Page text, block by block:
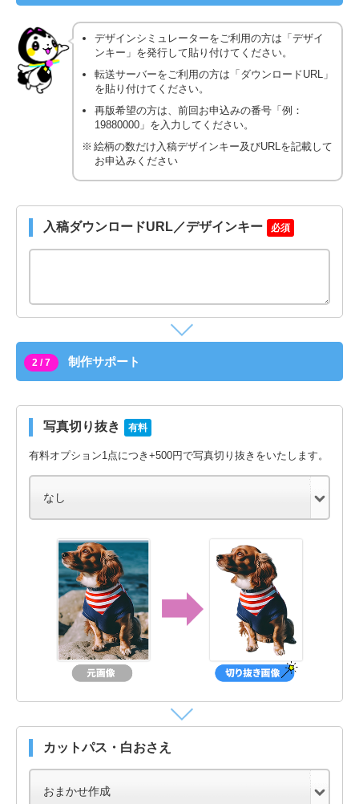
デザインシミュレーターをご利用の方は「デザイ
ンキー」を発行して貼り付けてください。
転送サーバーをご利用の方は「ダウンロードURL」
を貼り付けてください。
再版希望の方は、前回お申込みの番号「例：
19880000」を入力してください。
絵柄の数だけ入稿デザインキー及びURLを記載して
お申込みください
入稿ダウンロードURL／デザインキー 必須
2 / 7 制作サポート
写真切り抜き 有料
有料オプション1点につき+500円で写真切り抜きをいたします。
カットパス・白おさえ